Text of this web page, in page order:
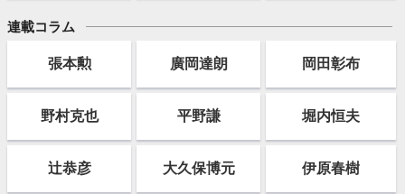
連載コラム
張本勲 廣岡達朗 岡田彰布
野村克也 平野謙 堀内恒夫
辻恭彦 大久保博元 伊原春樹